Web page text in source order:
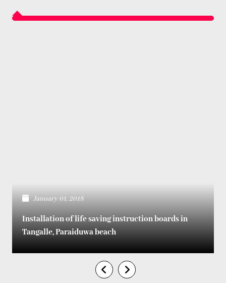
January 01, 2018
Installation of life saving instruction boards in
Tangalle, Paraiduwa beach